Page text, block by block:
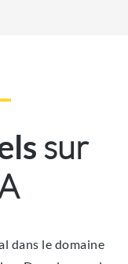
sur
dans le domaine